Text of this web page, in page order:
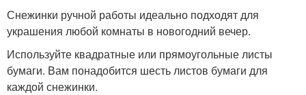
Снежинки ручной работы идеально подходят для
украшения любой комнаты в новогодний вечер.
Используйте квадратные или прямоугольные листы
бумаги. Вам понадобится шесть листов бумаги для
каждой снежинки.